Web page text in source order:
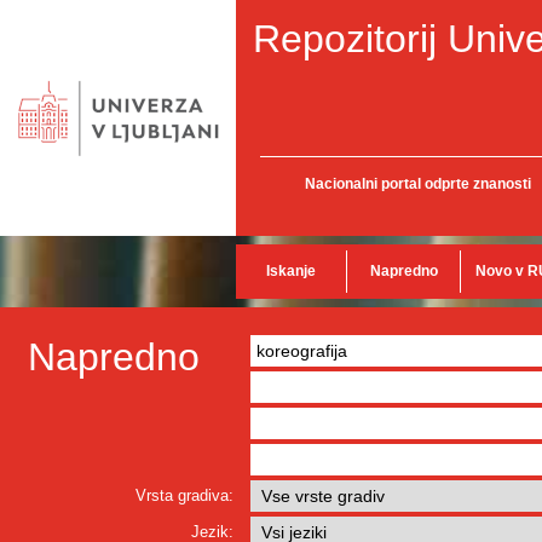
Repozitorij
Nacionalni portal odprte znanosti
Iskanje Napredno Novo v
Napredno
Vrsta gradiva:
Jezik: